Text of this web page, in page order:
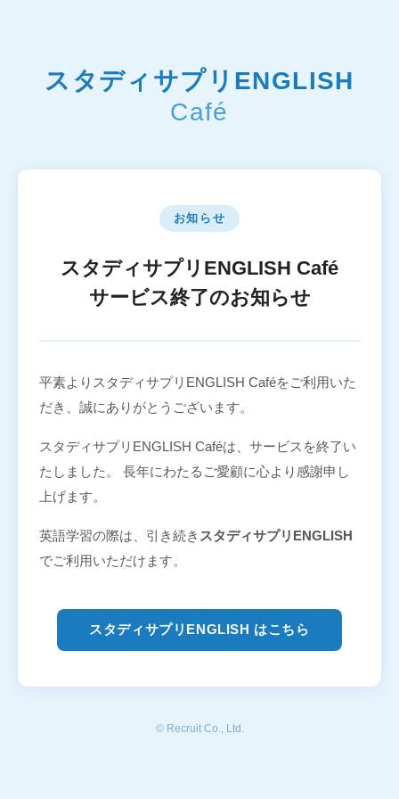
スタディサプリENGLISH
Café
お知らせ
スタディサプリENGLISH Café
サービス終了のお知らせ
平素よりスタディサプリENGLISH Caféをご利用いた
だき、誠にありがとうございます。
スタディサプリENGLISH Caféは、サービスを終了い
たしました。 長年にわたるご愛顧に心より感謝申し
上げます。
英語学習の際は、引き続き スタディサプリENGLISH
でご利用いただけます。
スタディサプリENGLISH はこちら
© Recruit Co., Ltd.